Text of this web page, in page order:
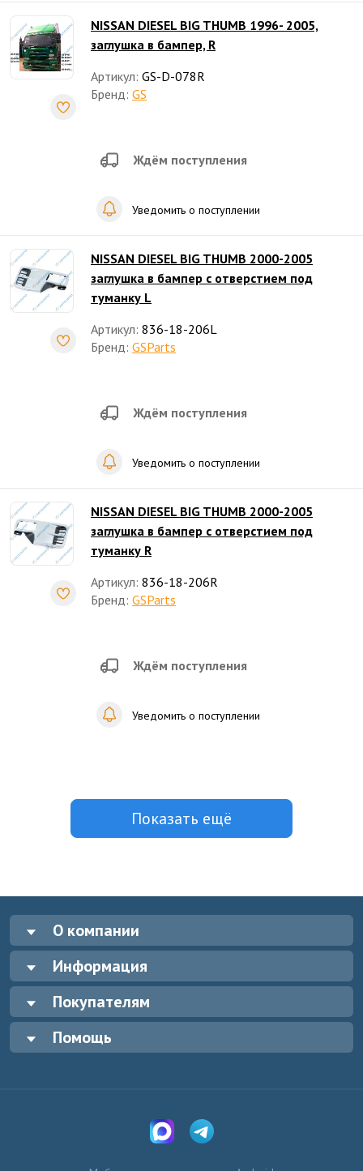
NISSAN DIESEL BIG THUMB 1996- 2005,
заглушка в бампер, R
Артикул: GS-D-078R
Бренд: GS
Ждём поступления
Уведомить о поступлении
NISSAN DIESEL BIG THUMB 2000-2005
заглушка в бампер с отверстием под
туманку L
Артикул: 836-18-206L
Бренд: GSParts
Ждём поступления
Уведомить о поступлении
NISSAN DIESEL BIG THUMB 2000-2005
заглушка в бампер с отверстием под
туманку R
Артикул: 836-18-206R
Бренд: GSParts
Ждём поступления
Уведомить о поступлении
Показать ещё
О компании
Информация
Покупателям
Помощь